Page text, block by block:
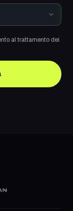
al trattamento dei